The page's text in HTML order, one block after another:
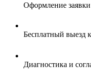
Оформление заявки
Бесплатный выезд
Диагностика и